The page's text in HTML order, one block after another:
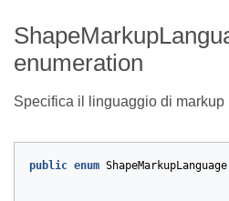
enumeration
Specifica il linguaggio di markup
public enum ShapeMarkupLanguage